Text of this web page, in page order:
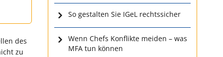
des
zu
So gestalten Sie IGeL rechtssicher
Wenn Chefs Konflikte meiden – was
MFA tun können